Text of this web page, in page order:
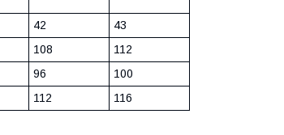
42
43
108
112
96
100
112 116